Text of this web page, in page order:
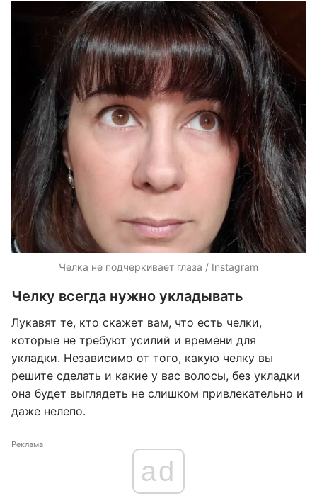
Челка не подчеркивает глаза / Instagram
Челку всегда нужно укладывать
Лукавят те, кто скажет вам, что есть челки,
которые не требуют усилий и времени для
укладки. Независимо от того, какую челку вы
решите сделать и какие у вас волосы, без укладки
она будет выглядеть не слишком привлекательно и
даже нелепо.
Реклама
ad